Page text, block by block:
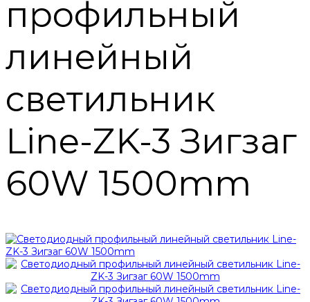
профильный
линейный
светильник
Line-ZK-3 Зигзаг
60W 1500mm